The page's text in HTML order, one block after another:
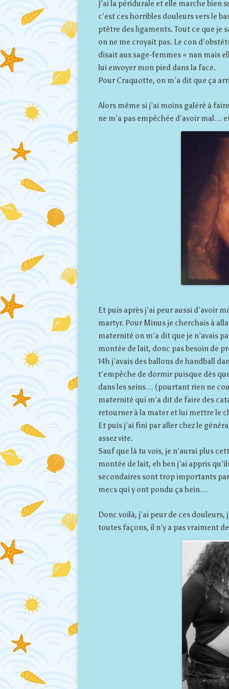
J’ai la péridurale et elle marche bien
c’est ces horribles douleurs vers le
ptêtre des ligaments. Tout ce que je
on ne me croyait pas. Le con
disait aux sage-femmes « nan mais
lui envoyer mon pied dans la face.
Pour Craquotte, on m’a dit que ça
Alors même si j’ai moins galéré à
ne m’a pas empêchée d’avoir mal…
Et puis après j’ai peur aussi d’avoir
martyr. Pour Minus je cherchais à
maternité on m’a dit que je n’avais
montée de lait, donc pas besoin de
14h j’avais des ballons de handball
t’empêche de dormir puisque dès
dans les seins… (pourtant rien ne
maternité qui m’a dit de faire des
retourner à la mater et lui mettre le
Et puis j’ai fini par aller chez le
assez vite.
Sauf que là tu vois, je n’aurai plus
montée de lait, eh ben j’ai appris
secondaires sont trop importants
mecs qui y ont pondu ça hein…
Donc voilà, j’ai peur de ces douleurs,
toutes façons, il n’y a pas vraiment